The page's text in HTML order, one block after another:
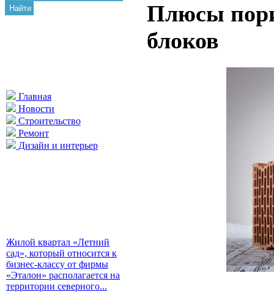
Найти
Главная
Новости
Строительство
Ремонт
Дизайн и интерьер
Жилой квартал «Летний
сад», который относится к
бизнес-классу от фирмы
«Эталон» располагается на
территории северного...
Плюсы
блоков